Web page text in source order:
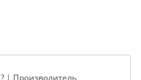
| Производитель